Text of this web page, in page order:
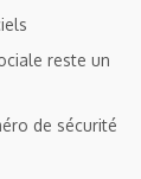
reste un
de sécurité